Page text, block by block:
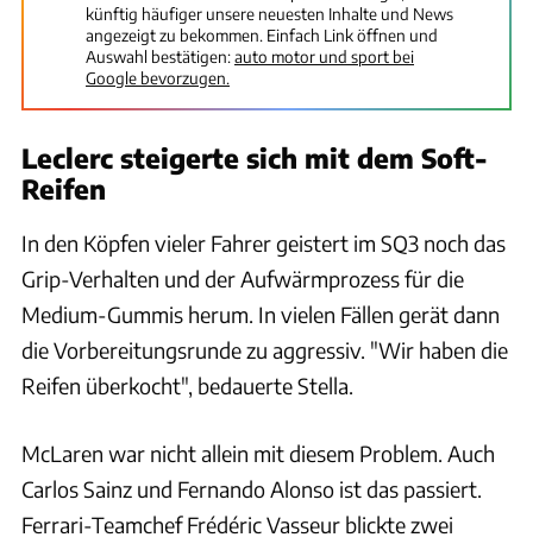
künftig häufiger unsere neuesten Inhalte und News
angezeigt zu bekommen. Einfach Link öffnen und
Auswahl bestätigen:auto motor und sport bei
Google bevorzugen.
Leclerc steigerte sich mit dem Soft-
Reifen
In den Köpfen vieler Fahrer geistert im SQ3 noch das
Grip-Verhalten und der Aufwärmprozess für die
Medium-Gummis herum. In vielen Fällen gerät dann
die Vorbereitungsrunde zu aggressiv. "Wir haben die
Reifen überkocht", bedauerte Stella.
McLaren war nicht allein mit diesem Problem. Auch
Carlos Sainz und Fernando Alonso ist das passiert.
Ferrari-Teamchef Frédéric Vasseur blickte zwei